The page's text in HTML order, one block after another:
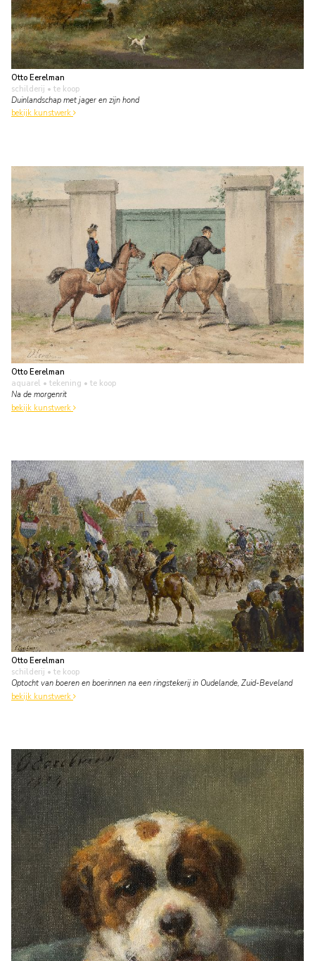
Otto Eerelman
schilderij • te koop
Duinlandschap met jager en zijn hond
bekijk kunstwerk
Otto Eerelman
aquarel • tekening • te koop
Na de morgenrit
bekijk kunstwerk
Otto Eerelman
schilderij • te koop
Optocht van boeren en boerinnen na een ringstekerij in Oudelande, Zuid-Beveland
bekijk kunstwerk